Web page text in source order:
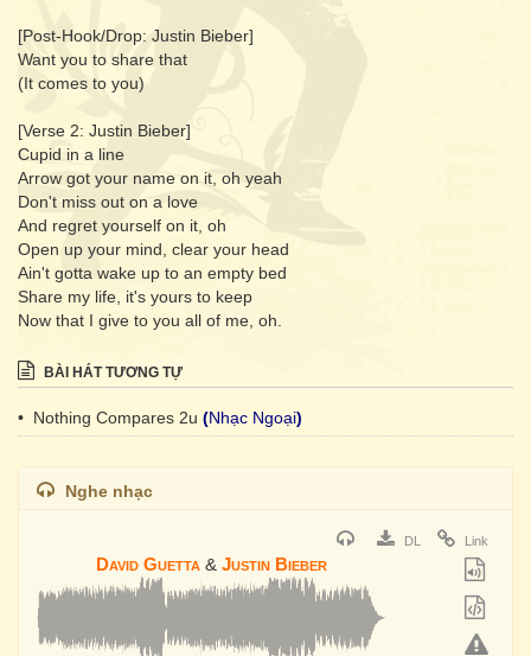
[Post-Hook/Drop: Justin Bieber]
Want you to share that
(It comes to you)
[Verse 2: Justin Bieber]
Cupid in a line
Arrow got your name on it, oh yeah
Don't miss out on a love
And regret yourself on it, oh
Open up your mind, clear your head
Ain't gotta wake up to an empty bed
Share my life, it's yours to keep
Now that I give to you all of me, oh.
BÀI HÁT TƯƠNG TỰ
• Nothing Compares 2u (Nhạc Ngoại)
Nghe nhạc
DL Link
David Guetta & Justin Bieber